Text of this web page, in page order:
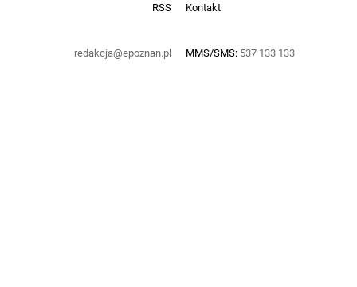
RSS
Kontakt
redakcja@epoznan.pl MMS/SMS: 537 133 133